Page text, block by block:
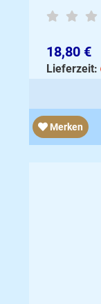
18,80 €
Lieferzeit:
Merken